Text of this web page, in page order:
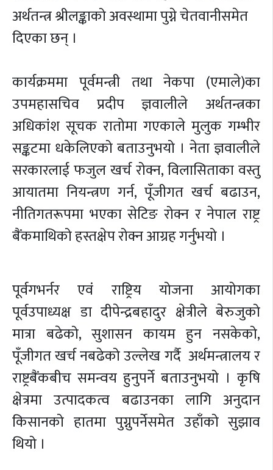
अर्थतन्त्र श्रीलङ्काको अवस्थामा पुग्ने चेतवानीसमेत
दिएका छन् ।
कार्यक्रममा पूर्वमन्त्री तथा नेकपा (एमाले)का
उपमहासचिव प्रदीप ज्ञवालीले अर्थतन्त्रका
अधिकांश सूचक रातोमा गएकाले मुलुक गम्भीर
सङ्कटमा धकेलिएको बताउनुभयो । नेता ज्ञवालीले
सरकारलाई फजुल खर्च रोक्न, विलासिताका वस्तु
आयातमा नियन्त्रण गर्न, पूँजीगत खर्च बढाउन,
नीतिगतरूपमा भएका सेटिङ रोक्न र नेपाल राष्ट्र
बैंकमाथिको हस्तक्षेप रोक्न आग्रह गर्नुभयो ।
पूर्वगभर्नर एवं राष्ट्रिय योजना आयोगका
पूर्वउपाध्यक्ष डा दीपेन्द्रबहादुर क्षेत्रीले बेरुजुको
मात्रा बढेको, सुशासन कायम हुन नसकेको,
पूँजीगत खर्च नबढेको उल्लेख गर्दै अर्थमन्त्रालय र
राष्ट्रबैंकबीच समन्वय हुनुपर्ने बताउनुभयो । कृषि
क्षेत्रमा उत्पादकत्व बढाउनका लागि अनुदान
किसानको हातमा पुग्नुपर्नेसमेत उहाँको सुझाव
थियो ।